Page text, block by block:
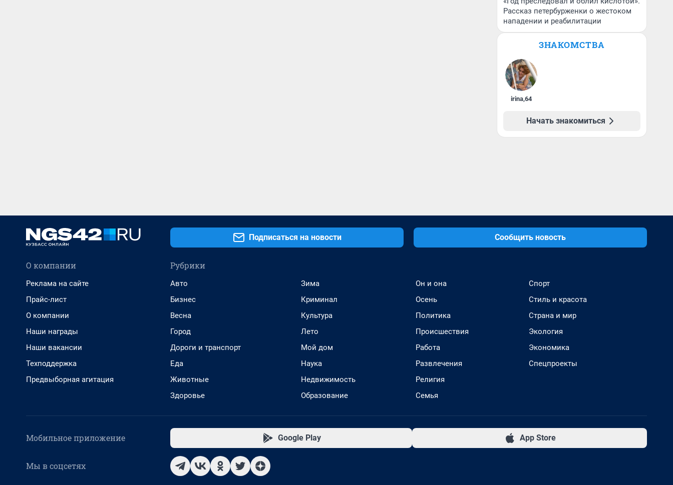
Рассказ петербурженки о жестоком
нападении и реабилитации
ЗНАКОМСТВА
irina,64
Начать знакомиться
Подписаться на новости Сообщить новость
О компании
Реклама на сайте
Прайс-лист
О компании
Наши награды
Наши вакансии
Техподдержка
Предвыборная агитация
Рубрики
Авто
Бизнес
Весна
Город
Дороги и транспорт
Еда
Животные
Здоровье
Зима
Криминал
Культура
Лето
Мой дом
Наука
Недвижимость
Образование
Он и она
Осень
Политика
Происшествия
Работа
Развлечения
Религия
Семья
Спорт
Стиль и красота
Страна и мир
Экология
Экономика
Спецпроекты
Мобильное приложение Google Play App Store
Мы в соцсетях